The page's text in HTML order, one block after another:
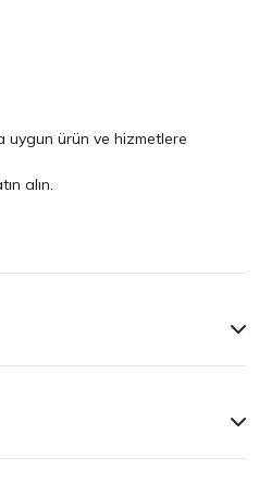
uygun ürün ve hizmetlere
alın.